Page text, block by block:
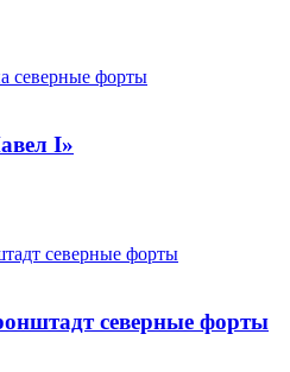
I»
северные форты